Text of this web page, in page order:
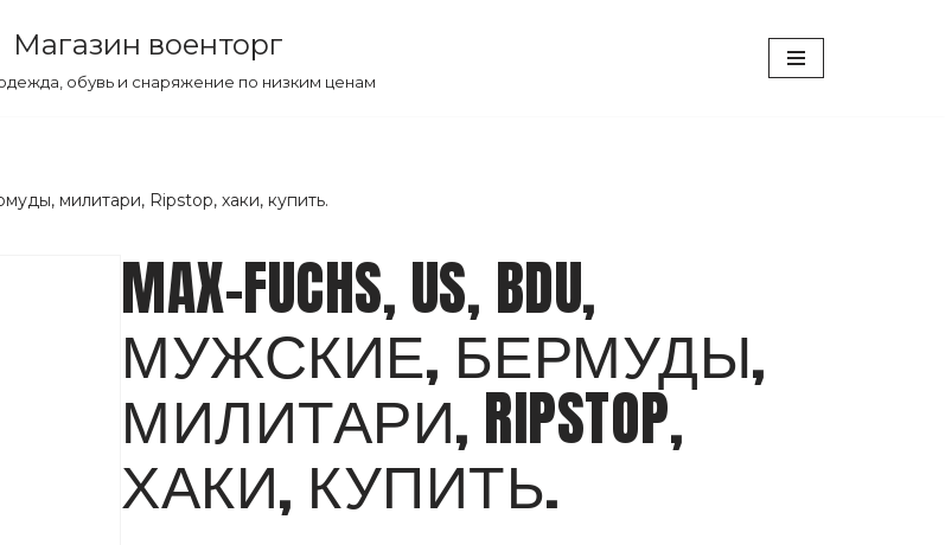
Магазин военторг
обувь и снаряжение по низким ценам
милитари, Ripstop, хаки, купить.
MAX-FUCHS, US, BDU,
МУЖСКИЕ, БЕРМУДЫ,
МИЛИТАРИ, RIPSTOP,
ХАКИ, КУПИТЬ.